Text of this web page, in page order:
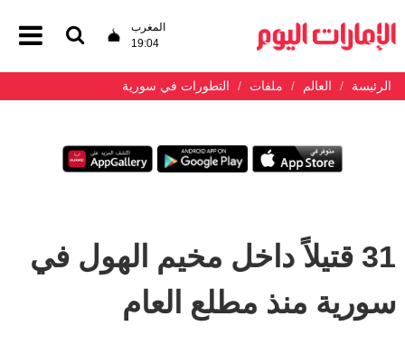
المغرب
19:04
الرئيسة العالم ملفات التطورات في سورية
31 قتيلاً داخل مخيم الهول في
سورية منذ مطلع العام